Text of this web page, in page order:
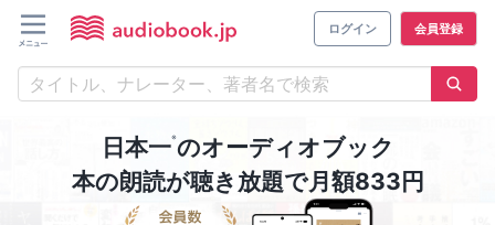
ログイン 会員登録
日本一※のオーディオブック
本の朗読が聴き放題で月額833円